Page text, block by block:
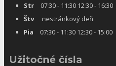
Str 07:30 - 11:30 12:30 - 16:30
Štvnestránkový deň
Pia 07:30 - 11:30 12:30 - 15:00
Užitočné čísla